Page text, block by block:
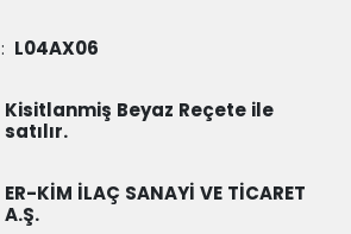
: L04AX06
Kisitlanmiş Beyaz Reçete ile
satılır.
ER-KİM İLAÇ SANAYİ VE TİCARET
A.Ş.